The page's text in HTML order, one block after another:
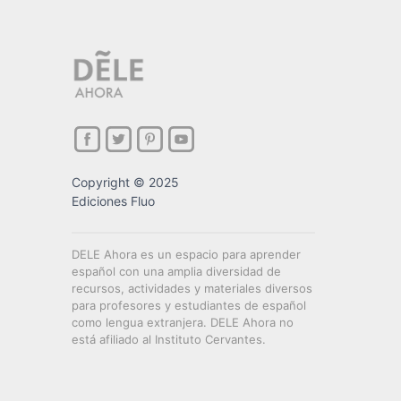
Copyright © 2025
Ediciones Fluo
DELE Ahora es un espacio para aprender
español con una amplia diversidad de
recursos, actividades y materiales diversos
para profesores y estudiantes de español
como lengua extranjera. DELE Ahora no
está afiliado al Instituto Cervantes.